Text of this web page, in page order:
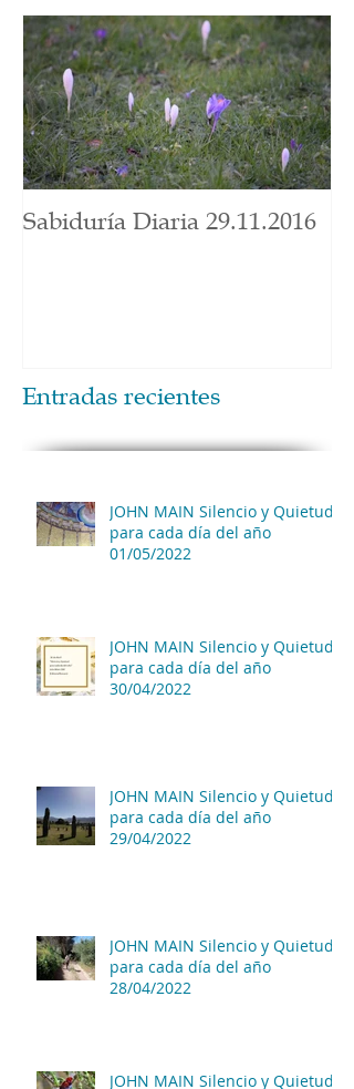
Sabiduría Diaria 29.11.2016
Entradas recientes
JOHN MAIN Silencio y Quietud
para cada día del año
01/05/2022
JOHN MAIN Silencio y Quietud
para cada día del año
30/04/2022
JOHN MAIN Silencio y Quietud
para cada día del año
29/04/2022
JOHN MAIN Silencio y Quietud
para cada día del año
28/04/2022
JOHN MAIN Silencio y Quietud